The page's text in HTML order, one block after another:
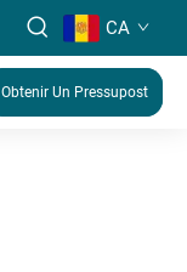
CA
Obtenir Un Pressupost